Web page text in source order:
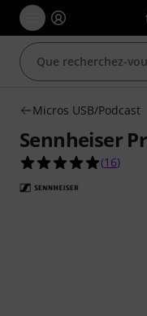
Micros USB/Podcast
Sennheiser
4.9
(16)